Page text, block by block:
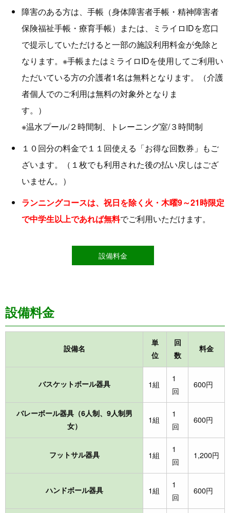
障害のある方は、手帳（身体障害者手帳・精神障害者
保険福祉手帳・療育手帳）または、ミライロIDを窓口
で提示していただけると一部の施設利用料金が免除と
なります。※手帳またはミライロIDを使用してご利用い
ただいている方の介護者1名は無料となります。（介護
者個人でのご利用は無料の対象外となりま
す。
※温水プール/２時間制、トレーニング室/３時間制
１０回分の料金で１１回使える「お得な回数券」もご
ざいます。（１枚でも利用された後の払い戻しはござ
いません。）
ランニングコースは、祝日を除く火・木曜9～21時限定
で中学生以上であれば無料でご利用いただけます。
設備料金
設備料金
設備名
単
位
回
数
料金
バスケットボール器具 1組
1
回
600円
バレーボール器具（6人制、9人制男
女）
1組
1
回
600円
フットサル器具 1組
1
回
1,200円
ハンドボール器具 1組
1
回
600円